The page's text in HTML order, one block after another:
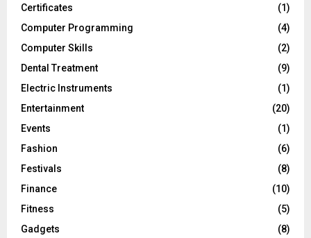
Certificates
(1)
Computer Programming
(4)
Computer Skills
(2)
Dental Treatment
(9)
Electric Instruments
(1)
Entertainment
(20)
Events
(1)
Fashion
(6)
Festivals
(8)
Finance
(10)
Fitness
(5)
Gadgets
(8)